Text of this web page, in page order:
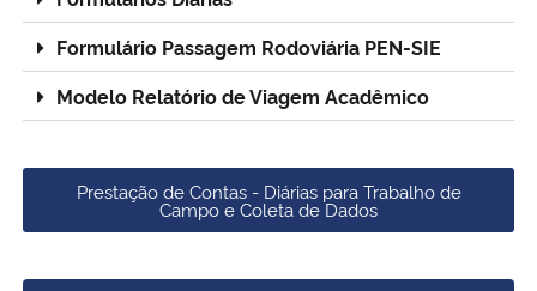
Ministério da Cidadania
Ministério da Ciência, Tecnologia, Inovações e Comunicações
Formulário Passagem Rodoviária PEN-SIE
Modelo Relatório de Viagem Acadêmico
Prestação de Contas - Diárias para Trabalho de
Campo e Coleta de Dados